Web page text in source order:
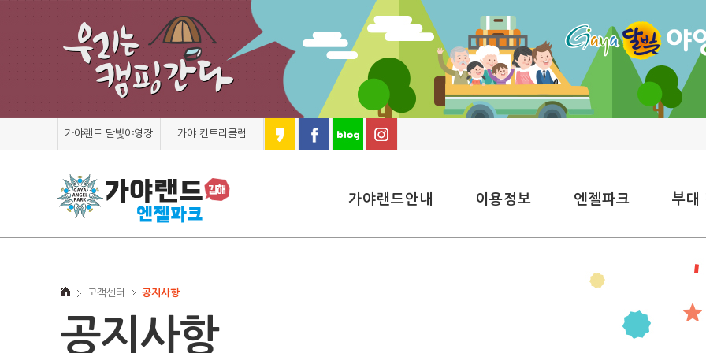
가야랜드 달빛야영장 가야 컨트리클럽
가야랜드안내 이용정보 엔젤파크 부대
고객센터 공지사항
공지사항